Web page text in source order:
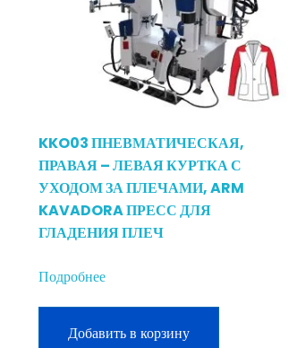
KKO03 ПНЕВМАТИЧЕСКАЯ,
ПРАВАЯ – ЛЕВАЯ КУРТКА С
УХОДОМ ЗА ПЛЕЧАМИ, ARM
KAVADORA ПРЕСС ДЛЯ
ГЛАДЕНИЯ ПЛЕЧ
Подробнее
Добавить в корзину